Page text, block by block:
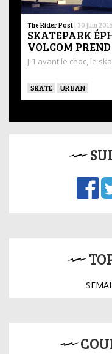
The Rider Post | 30 juin 2015
SKATEPARK
VOLCOM
J-1 avant le choc, le
SKATE URBAN